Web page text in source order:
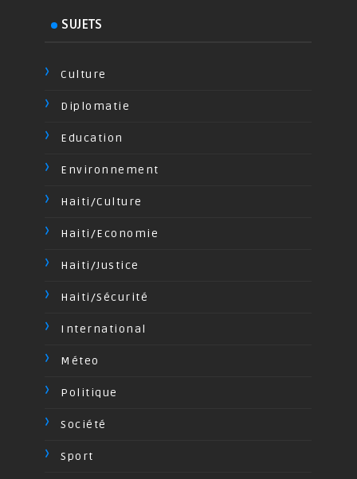
SUJETS
Culture
Diplomatie
Education
Environnement
Haiti/Culture
Haiti/Economie
Haiti/Justice
Haiti/Sécurité
International
Méteo
Politique
Société
Sport